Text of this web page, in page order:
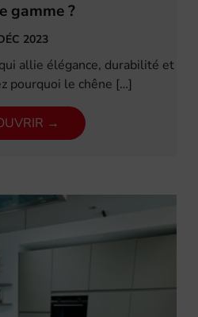
gamme ?
2023
allie élégance, durabilité et
pourquoi le chêne […]
→